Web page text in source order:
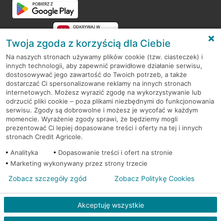
RODO
Regulamin serwisu
Mapa serwisu
PolitykaCookies
© 2026 Credit Agricole Bank Polska S.A. Wszelkie prawa zastrzeżone
Twoja zgoda z korzyścią dla Ciebie
Na naszych stronach używamy plików cookie (tzw. ciasteczek) i
innych technologii, aby zapewnić prawidłowe działanie serwisu,
dostosowywać jego zawartość do Twoich potrzeb, a także
dostarczać Ci spersonalizowane reklamy na innych stronach
internetowych. Możesz wyrazić zgodę na wykorzystywanie lub
odrzucić pliki cookie – poza plikami niezbędnymi do funkcjonowania
serwisu. Zgody są dobrowolne i możesz je wycofać w każdym
momencie. Wyrażenie zgody sprawi, że będziemy mogli
prezentować Ci lepiej dopasowane treści i oferty na tej i innych
stronach Credit Agricole.
Analityka
Dopasowanie treści i ofert na stronie
Marketing wykonywany przez strony trzecie
Akceptuję wszystkie
Zobacz szczegóły zgód Zobacz Politykę Cookies